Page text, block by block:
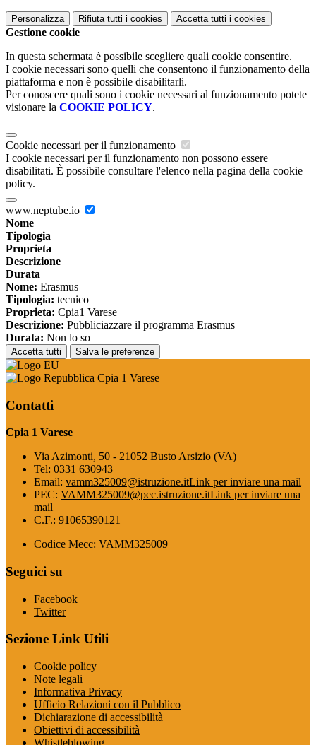
Personalizza Rifiuta tutti i cookies Accetta tutti i cookies
Gestione cookie
In questa schermata è possibile scegliere quali cookie consentire.
I cookie necessari sono quelli che consentono il funzionamento della
piattaforma e non è possibile disabilitarli.
Per conoscere quali sono i cookie necessari al funzionamento potete
visionare la COOKIE POLICY.
Cookie necessari per il funzionamento
I cookie necessari per il funzionamento non possono essere
disabilitati. È possibile consultare l'elenco nella pagina della cookie
policy.
www.neptube.io
Nome
Tipologia
Proprieta
Descrizione
Durata
Nome: Erasmus
Tipologia: tecnico
Proprieta: Cpia1 Varese
Descrizione: Pubbliciazzare il programma Erasmus
Durata: Non lo so
Accetta tutti Salva le preferenze
Cpia 1 Varese
Contatti
Cpia 1 Varese
Via Azimonti, 50 - 21052 Busto Arsizio (VA)
Tel: 0331 630943
Email: vamm325009@istruzione.itLink per inviare una mail
PEC: VAMM325009@pec.istruzione.itLink per inviare una
mail
C.F.: 91065390121
Codice Mecc: VAMM325009
Seguici su
Facebook
Twitter
Sezione Link Utili
Cookie policy
Note legali
Informativa Privacy
Ufficio Relazioni con il Pubblico
Dichiarazione di accessibilità
Obiettivi di accessibilità